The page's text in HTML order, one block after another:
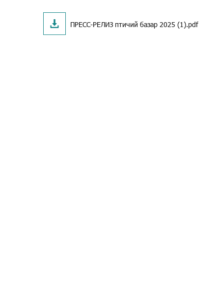
ПРЕСС-РЕЛИЗ птичий базар 2025 (1).pdf